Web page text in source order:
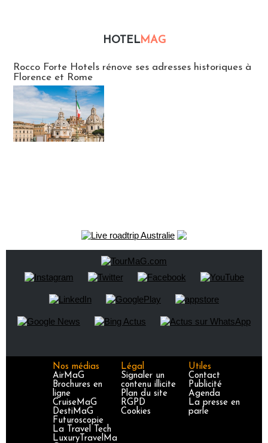
HOTELMAG
Rocco Forte Hotels rénove ses adresses historiques à
Florence et Rome
Nos médias
AirMaG
Brochures en
ligne
CruiseMaG
DestiMaG
Futuroscopie
La Travel Tech
LuxuryTravelMa
Légal
Signaler un
contenu illicite
Plan du site
RGPD
Cookies
Utiles
Contact
Publicité
Agenda
La presse en
parle